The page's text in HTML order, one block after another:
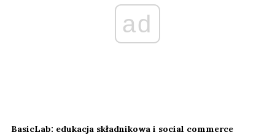
ad
BasicLab: edukacja składnikowa i social commerce